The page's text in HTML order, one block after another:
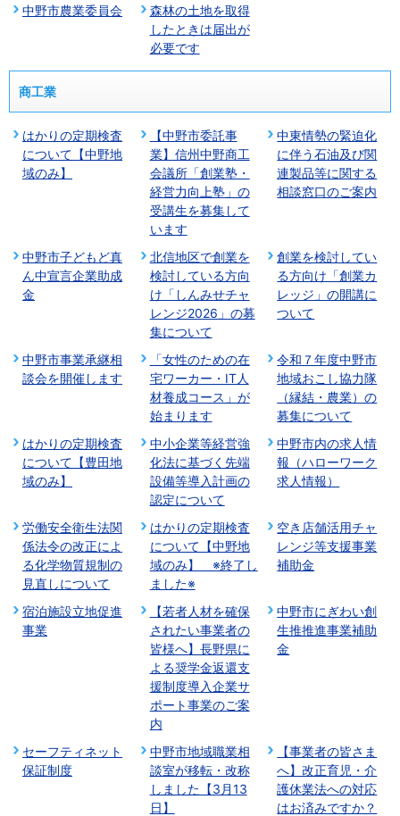
中野市農業委員会
森林の土地を取得
したときは届出が
必要です
商工業
はかりの定期検査
について【中野地
域のみ】
【中野市委託事
業】信州中野商工
会議所「創業塾・
経営力向上塾」の
受講生を募集して
います
中東情勢の緊迫化
に伴う石油及び関
連製品等に関する
相談窓口のご案内
中野市子どもど真
ん中宣言企業助成
金
北信地区で創業を
検討している方向
け「しんみせチャ
レンジ2026」の募
集について
創業を検討してい
る方向け「創業カ
レッジ」の開講に
ついて
中野市事業承継相
談会を開催します
「女性のための在
宅ワーカー・IT人
材養成コース」が
始まります
令和７年度中野市
地域おこし協力隊
（縁結・農業）の
募集について
はかりの定期検査
について【豊田地
域のみ】
中小企業等経営強
化法に基づく先端
設備等導入計画の
認定について
中野市内の求人情
報（ハローワーク
求人情報）
労働安全衛生法関
係法令の改正によ
る化学物質規制の
見直しについて
はかりの定期検査
について【中野地
域のみ】 ※終了し
ました※
空き店舗活用チャ
レンジ等支援事業
補助金
宿泊施設立地促進
事業
【若者人材を確保
されたい事業者の
皆様へ】長野県に
よる奨学⾦返還⽀
援制度導入企業サ
ポート事業のご案
内
中野市にぎわい創
生推推進事業補助
金
セーフティネット
保証制度
中野市地域職業相
談室が移転・改称
しました【3月13
日】
【事業者の皆さま
へ】改正育児・介
護休業法への対応
はお済みですか？